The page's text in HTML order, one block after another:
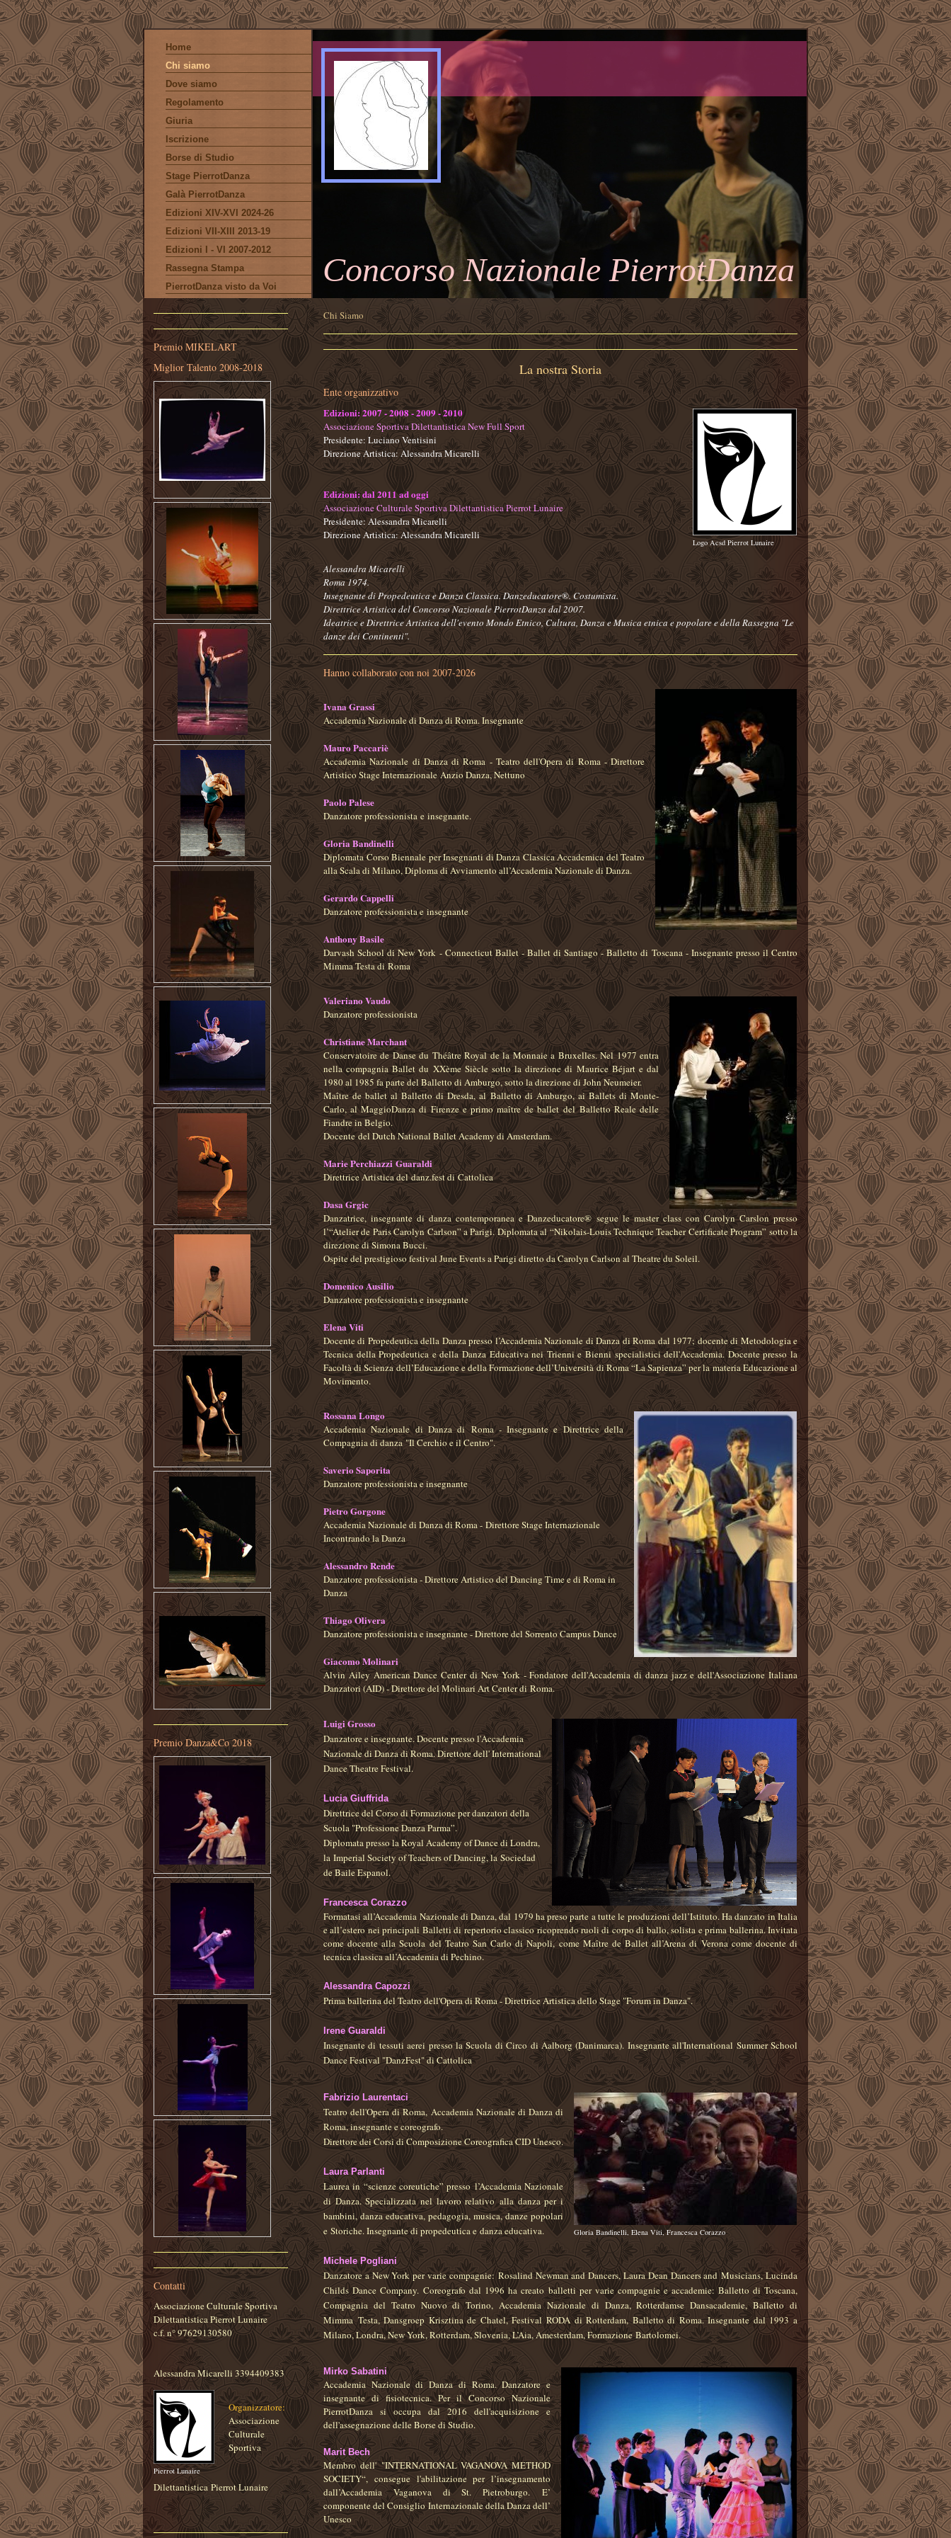
Home
Chi siamo
Dove siamo
Regolamento
Giuria
Iscrizione
Borse di Studio
Stage PierrotDanza
Galà PierrotDanza
Edizioni XIV-XVI 2024-26
Edizioni VII-XIII 2013-19
Edizioni I - VI 2007-2012
Rassegna Stampa
PierrotDanza visto da Voi
Concorso Nazionale PierrotDanza
Chi Siamo
La nostra Storia
Ente organizzativo
Logo Acsd Pierrot Lunaire
Edizioni: 2007 - 2008 - 2009 - 2010
Associazione Sportiva Dilettantistica New Full Sport
Presidente: Luciano Ventisini
Direzione Artistica: Alessandra Micarelli
Edizioni: dal 2011 ad oggi
Associazione Culturale Sportiva Dilettantistica Pierrot Lunaire
Presidente: Alessandra Micarelli
Direzione Artistica: Alessandra Micarelli
Alessandra Micarelli
Roma 1974.
Insegnante di Propedeutica e Danza Classica. Danzeducatore®. Costumista.
Direttrice Artistica del Concorso Nazionale PierrotDanza dal 2007.
Ideatrice e Direttrice Artistica dell'evento Mondo Etnico, Cultura, Danza e Musica etnica e popolare e della Rassegna "Le
danze dei Continenti".
Hanno collaborato con noi 2007-2026
Ivana Grassi
Accademia Nazionale di Danza di Roma. Insegnante
Mauro Paccariè
Accademia Nazionale di Danza di Roma - Teatro dell'Opera di Roma - Direttore
Artistico Stage Internazionale Anzio Danza, Nettuno
Paolo Palese
Danzatore professionista e insegnante.
Gloria Bandinelli
Diplomata Corso Biennale per Insegnanti di Danza Classica Accademica del Teatro
alla Scala di Milano, Diploma di Avviamento all’Accademia Nazionale di Danza.
Gerardo Cappelli
Danzatore professionista e insegnante
Anthony Basile
Darvash School di New York - Connecticut Ballet - Ballet di Santiago - Balletto di Toscana - Insegnante presso il Centro
Mimma Testa di Roma
Valeriano Vaudo
Danzatore professionista
Christiane Marchant
Conservatoire de Danse du Théâtre Royal de la Monnaie a Bruxelles. Nel 1977 entra
nella compagnia Ballet du XXème Siècle sotto la direzione di Maurice Béjart e dal
1980 al 1985 fa parte del Balletto di Amburgo, sotto la direzione di John Neumeier.
Maître de ballet al Balletto di Dresda, al Balletto di Amburgo, ai Ballets di Monte-
Carlo, al MaggioDanza di Firenze e primo maître de ballet del Balletto Reale delle
Fiandre in Belgio.
Docente del Dutch National Ballet Academy di Amsterdam.
Marie Perchiazzi Guaraldi
Direttrice Artistica del danz.fest di Cattolica
Dasa Grgic
Danzatrice, insegnante di danza contemporanea e Danzeducatore® segue le master class con Carolyn Carslon presso
l’“Atelier de Paris Carolyn Carlson” a Parigi. Diplomata al “Nikolais-Louis Technique Teacher Certificate Program” sotto la
direzione di Simona Bucci.
Ospite del prestigioso festival June Events a Parigi diretto da Carolyn Carlson al Theatre du Soleil.
Domenico Ausilio
Danzatore professionista e insegnante
Elena Viti
Docente di Propedeutica della Danza presso l’Accademia Nazionale di Danza di Roma dal 1977; docente di Metodologia e
Tecnica della Propedeutica e della Danza Educativa nei Trienni e Bienni specialistici dell'Accademia. Docente presso la
Facoltà di Scienza dell’Educazione e della Formazione dell’Università di Roma “La Sapienza” per la materia Educazione al
Movimento.
Rossana Longo
Accademia Nazionale di Danza di Roma - Insegnante e Direttrice della
Compagnia di danza "Il Cerchio e il Centro".
Saverio Saporita
Danzatore professionista e insegnante
Pietro Gorgone
Accademia Nazionale di Danza di Roma - Direttore Stage Internazionale
Incontrando la Danza
Alessandro Rende
Danzatore professionista - Direttore Artistico del Dancing Time e di Roma in
Danza
Thiago Olivera
Danzatore professionista e insegnante - Direttore del Sorrento Campus Dance
Giacomo Molinari
Alvin Ailey American Dance Center di New York - Fondatore dell'Accademia di danza jazz e dell'Associazione Italiana
Danzatori (AID) - Direttore del Molinari Art Center di Roma.
Luigi Grosso
Danzatore e insegnante. Docente presso l'Accademia
Nazionale di Danza di Roma. Direttore dell' International
Dance Theatre Festival.
Lucia Giuffrida
Direttrice del Corso di Formazione per danzatori della
Scuola "Professione Danza Parma”.
Diplomata presso la Royal Academy of Dance di Londra,
la Imperial Society of Teachers of Dancing, laSociedad
de Baile Espanol.
Francesca Corazzo
Formatasi all’Accademia Nazionale di Danza, dal 1979 ha preso parte a tutte le produzioni dell’Istituto. Ha danzato in Italia
e all’estero nei principali Balletti di repertorio classico ricoprendo ruoli di corpo di ballo, solista e prima ballerina. Invitata
come docente alla Scuola del Teatro San Carlo di Napoli, come Maître de Ballet all’Arena di Verona come docente di
tecnica classica all’Accademia di Pechino.
Alessandra Capozzi
Prima ballerina del Teatro dell'Opera di Roma - Direttrice Artistica dello Stage "Forum in Danza".
Irene Guaraldi
Insegnante di tessuti aerei presso la Scuola di Circo di Aalborg (Danimarca). Insegnante all'International Summer School
Dance Festival "DanzFest" di Cattolica
Gloria Bandinelli, Elena Viti, Francesca Corazzo
Fabrizio Laurentaci
Teatro dell'Opera di Roma, Accademia Nazionale di Danza di
Roma, insegnante e coreografo.
Direttore dei Corsi di Composizione Coreografica CID Unesco.
Laura Parlanti
Laurea in “scienze coreutiche” pressol’Accademia Nazionale
di Danza. Specializzata nel lavoro relativoalla danza per i
bambini, danza educativa, pedagogia, musica, danze popolari
e Storiche. Insegnante di propedeutica edanza educativa.
Michele Pogliani
Danzatore a New York per varie compagnie: Rosalind Newman and Dancers, Laura Dean Dancers and Musicians, Lucinda
Childs Dance Company. Coreografo dal 1996 ha creato balletti per varie compagnie e accademie: Balletto di Toscana,
Compagnia del Teatro Nuovo di Torino, Accademia Nazionale di Danza, Rotterdamse Dansacademie, Balletto di
Mimma Testa, Dansgroep Krisztina de Chatel, Festival RODA di Rotterdam, Balletto di Roma. Insegnante dal 1993 a
Milano, Londra, New York, Rotterdam, Slovenia, L’Aia, Amesterdam, Formazione Bartolomei.
Mirko Sabatini
Accademia Nazionale di Danza di Roma. Danzatore e
insegnante di fisiotecnica. Per il Concorso Nazionale
PierrotDanza si occupa dal 2016 dell'acquisizione e
dell'assegnazione delle Borse di Studio.
Marit Bech
Membro dell'"INTERNATIONAL VAGANOVA METHOD
SOCIETY“, consegue l'abilitazione per l’insegnamento
dall’Accademia Vaganova di St. Pietroburgo. E’
componente del Consiglio Internazionale della Danza dell’
Unesco
Premio MIKELART
Miglior Talento 2008-2018
Premio Danza&Co 2018
Contatti
Associazione Culturale Sportiva
Dilettantistica Pierrot Lunaire
c.f. n° 97629130580
Alessandra Micarelli 3394409383
Pierrot Lunaire
Organizzatore:
Associazione
Culturale
Sportiva
DilettantisticaPierrot Lunaire